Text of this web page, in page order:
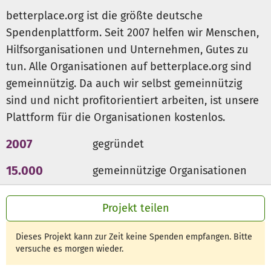
Projekt teilen
Dieses Projekt kann zur Zeit keine Spenden empfangen. Bitte
versuche es morgen wieder.
betterplace.org ist die größte deutsche
Spendenplattform. Seit 2007 helfen wir Menschen,
Hilfsorganisationen und Unternehmen, Gutes zu
tun. Alle Organisationen auf betterplace.org sind
gemeinnützig. Da auch wir selbst gemeinnützig
sind und nicht profitorientiert arbeiten, ist unsere
Plattform für die Organisationen kostenlos.
2007 gegründet
15.000 gemeinnützige Organisationen
300 Mio € für den guten Zweck